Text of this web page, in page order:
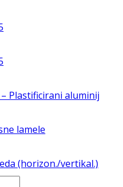
Plastificirani aluminij
lamele
(horizon./vertikal.)